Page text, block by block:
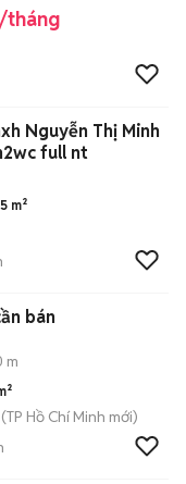
tháng
Nguyễn Thị Minh
full nt
m²
bán
m
(TP Hồ Chí Minh mới)